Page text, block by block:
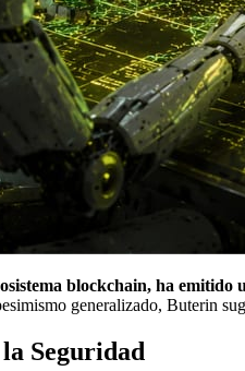
blockchain, ha emitido
generalizado, Buterin
Seguridad